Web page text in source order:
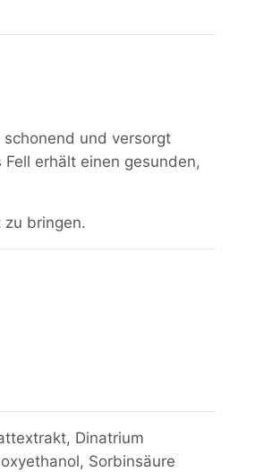
und versorgt
erhält einen gesunden,
bringen.
Dinatrium
Sorbinsäure